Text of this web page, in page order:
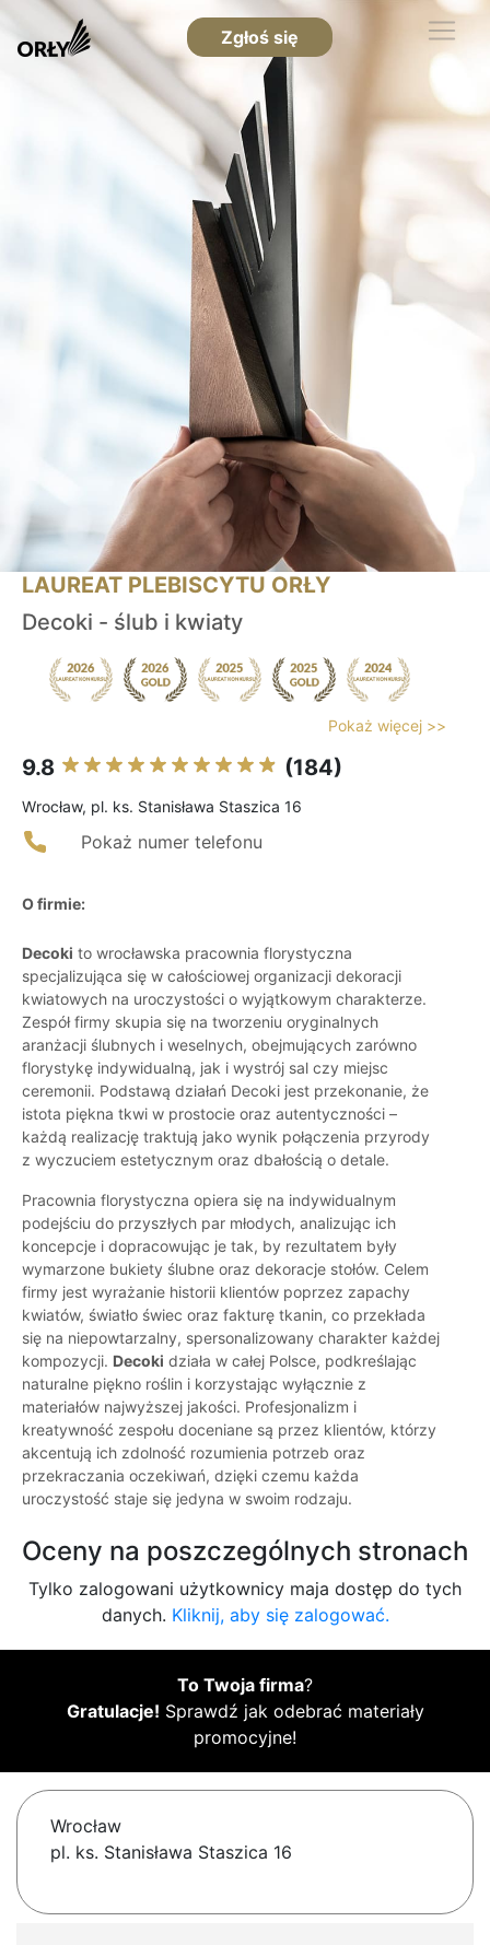
Zgłoś się
LAUREAT PLEBISCYTU ORŁY
Decoki - ślub i kwiaty
Pokaż więcej >>
9.8 (184)
Wrocław, pl. ks. Stanisława Staszica 16
Pokaż numer telefonu
O firmie:
Decoki to wrocławska pracownia florystyczna
specjalizująca się w całościowej organizacji dekoracji
kwiatowych na uroczystości o wyjątkowym charakterze.
Zespół firmy skupia się na tworzeniu oryginalnych
aranżacji ślubnych i weselnych, obejmujących zarówno
florystykę indywidualną, jak i wystrój sal czy miejsc
ceremonii. Podstawą działań Decoki jest przekonanie, że
istota piękna tkwi w prostocie oraz autentyczności –
każdą realizację traktują jako wynik połączenia przyrody
z wyczuciem estetycznym oraz dbałością o detale.
Pracownia florystyczna opiera się na indywidualnym
podejściu do przyszłych par młodych, analizując ich
koncepcje i dopracowując je tak, by rezultatem były
wymarzone bukiety ślubne oraz dekoracje stołów. Celem
firmy jest wyrażanie historii klientów poprzez zapachy
kwiatów, światło świec oraz fakturę tkanin, co przekłada
się na niepowtarzalny, spersonalizowany charakter każdej
kompozycji. Decoki działa w całej Polsce, podkreślając
naturalne piękno roślin i korzystając wyłącznie z
materiałów najwyższej jakości. Profesjonalizm i
kreatywność zespołu doceniane są przez klientów, którzy
akcentują ich zdolność rozumienia potrzeb oraz
przekraczania oczekiwań, dzięki czemu każda
uroczystość staje się jedyna w swoim rodzaju.
Oceny na poszczególnych stronach
Tylko zalogowani użytkownicy maja dostęp do tych
danych. Kliknij, aby się zalogować.
To Twoja firma?
Gratulacje! Sprawdź jak odebrać materiały
promocyjne!
Wrocław
pl. ks. Stanisława Staszica 16